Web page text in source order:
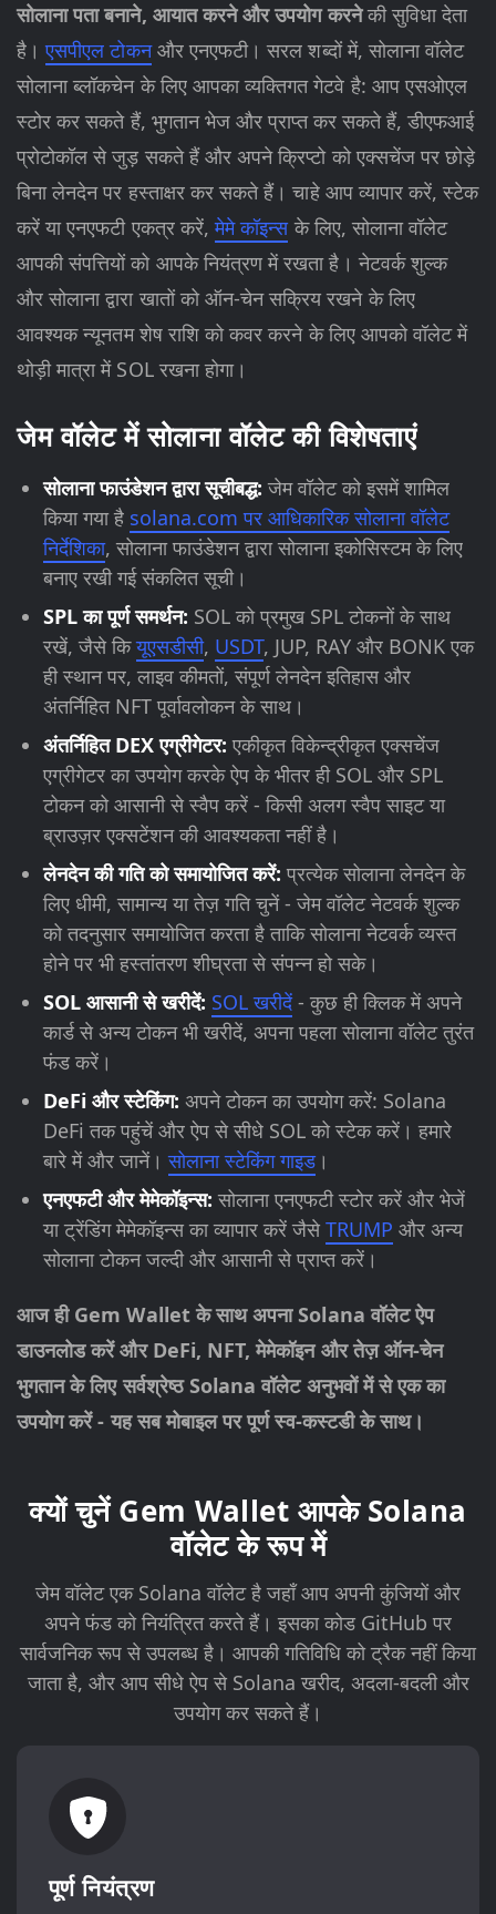
सोलाना पता बनाने, आयात करने और उपयोग करनेकी सुविधा देता
है।एसपीएल टोकनऔर एनएफटी। सरल शब्दों में, सोलाना वॉलेट
सोलाना ब्लॉकचेन के लिए आपका व्यक्तिगत गेटवे है: आप एसओएल
स्टोर कर सकते हैं, भुगतान भेज और प्राप्त कर सकते हैं, डीएफआई
प्रोटोकॉल से जुड़ सकते हैं और अपने क्रिप्टो को एक्सचेंज पर छोड़े
बिना लेनदेन पर हस्ताक्षर कर सकते हैं। चाहे आप व्यापार करें, स्टेक
करें या एनएफटी एकत्र करें,मेमे कॉइन्सके लिए, सोलाना वॉलेट
आपकी संपत्तियों को आपके नियंत्रण में रखता है। नेटवर्क शुल्क
और सोलाना द्वारा खातों को ऑन-चेन सक्रिय रखने के लिए
आवश्यक न्यूनतम शेष राशि को कवर करने के लिए आपको वॉलेट में
थोड़ी मात्रा में SOL रखना होगा।
जेम वॉलेट में सोलाना वॉलेट की विशेषताएं
सोलाना फाउंडेशन द्वारा सूचीबद्ध: जेम वॉलेट को इसमें शामिल
किया गया है solana.com पर आधिकारिक सोलाना वॉलेट
निर्देशिका, सोलाना फाउंडेशन द्वारा सोलाना इकोसिस्टम के लिए
बनाए रखी गई संकलित सूची।
SPL का पूर्ण समर्थन: SOL को प्रमुख SPL टोकनों के साथ
रखें, जैसे कियूएसडीसी, USDT, JUP, RAY और BONK एक
ही स्थान पर, लाइव कीमतों, संपूर्ण लेनदेन इतिहास और
अंतर्निहित NFT पूर्वावलोकन के साथ।
अंतर्निहित DEX एग्रीगेटर: एकीकृत विकेन्द्रीकृत एक्सचेंज
एग्रीगेटर का उपयोग करके ऐप के भीतर ही SOL और SPL
टोकन को आसानी से स्वैप करें - किसी अलग स्वैप साइट या
ब्राउज़र एक्सटेंशन की आवश्यकता नहीं है।
लेनदेन की गति को समायोजित करें: प्रत्येक सोलाना लेनदेन के
लिए धीमी, सामान्य या तेज़ गति चुनें - जेम वॉलेट नेटवर्क शुल्क
को तदनुसार समायोजित करता है ताकि सोलाना नेटवर्क व्यस्त
होने पर भी हस्तांतरण शीघ्रता से संपन्न हो सके।
SOL आसानी से खरीदें: SOL खरीदें- कुछ ही क्लिक में अपने
कार्ड से अन्य टोकन भी खरीदें, अपना पहला सोलाना वॉलेट तुरंत
फंड करें।
DeFi और स्टेकिंग: अपने टोकन का उपयोग करें: Solana
DeFi तक पहुंचें और ऐप से सीधे SOL को स्टेक करें। हमारे
बारे में और जानें।सोलाना स्टेकिंग गाइड।
एनएफटी और मेमेकॉइन्स: सोलाना एनएफटी स्टोर करें और भेजें
या ट्रेंडिंग मेमेकॉइन्स का व्यापार करें जैसेTRUMP और अन्य
सोलाना टोकन जल्दी और आसानी से प्राप्त करें।
आज ही Gem Wallet के साथ अपना Solana वॉलेट ऐप
डाउनलोड करें और DeFi, NFT, मेमेकॉइन और तेज़ ऑन-चेन
भुगतान के लिए सर्वश्रेष्ठ Solana वॉलेट अनुभवों में से एक का
उपयोग करें - यह सब मोबाइल पर पूर्ण स्व-कस्टडी के साथ।
क्यों चुनें Gem Wallet आपके Solana
वॉलेट के रूप में
जेम वॉलेट एक Solana वॉलेट है जहाँ आप अपनी कुंजियों और
अपने फंड को नियंत्रित करते हैं। इसका कोड GitHub पर
सार्वजनिक रूप से उपलब्ध है। आपकी गतिविधि को ट्रैक नहीं किया
जाता है, और आप सीधे ऐप से Solana खरीद, अदला-बदली और
उपयोग कर सकते हैं।
पूर्ण नियंत्रण